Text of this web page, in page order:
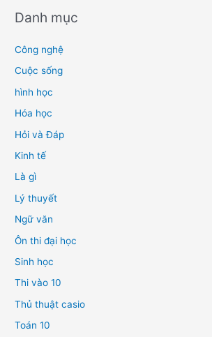
Danh mục
Công nghệ
Cuộc sống
hình học
Hóa học
Hỏi và Đáp
Kinh tế
Là gì
Lý thuyết
Ngữ văn
Ôn thi đại học
Sinh học
Thi vào 10
Thủ thuật casio
Toán 10